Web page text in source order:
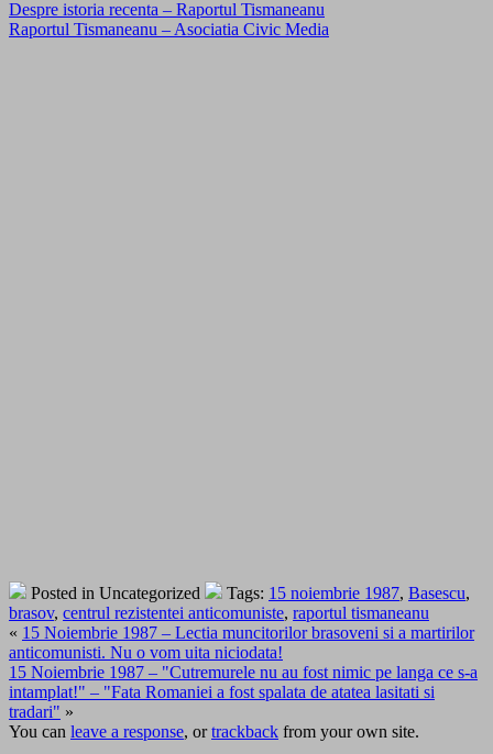
Despre istoria recenta – Raportul Tismaneanu
Raportul Tismaneanu – Asociatia Civic Media
Posted in Uncategorized Tags: 15 noiembrie 1987, Basescu,
brasov, centrul rezistentei anticomuniste, raportul tismaneanu
« 15 Noiembrie 1987 – Lectia muncitorilor brasoveni si a martirilor
anticomunisti. Nu o vom uita niciodata!
15 Noiembrie 1987 – "Cutremurele nu au fost nimic pe langa ce s-a
intamplat!" – "Fata Romaniei a fost spalata de atatea lasitati si
tradari" »
You can leave a response, ortrackback from your own site.